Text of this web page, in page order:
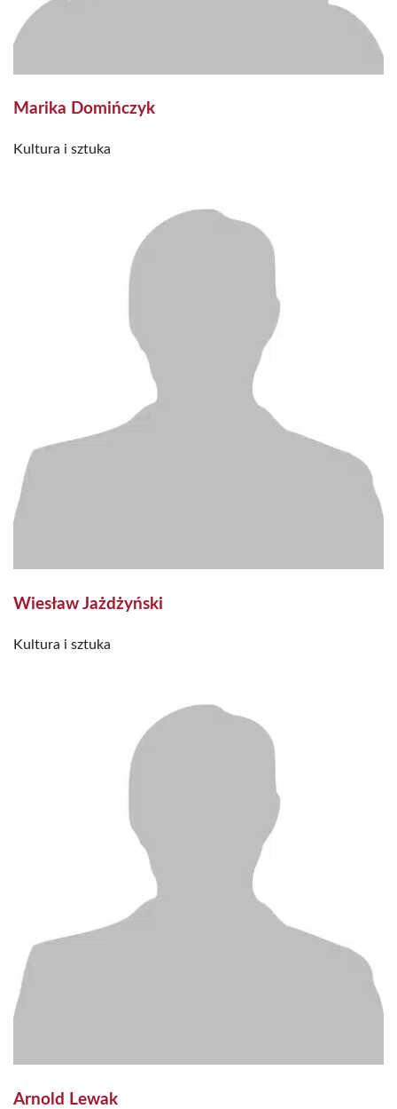
Marika Domińczyk
Kultura i sztuka
Wiesław Jażdżyński
Kultura i sztuka
Arnold Lewak